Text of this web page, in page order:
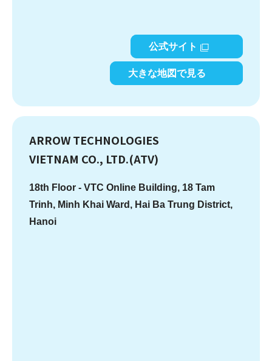
公式サイト
大きな地図で見る
ARROW TECHNOLOGIES
VIETNAM CO., LTD.(ATV)
18th Floor - VTC Online Building, 18 Tam
Trinh, Minh Khai Ward, Hai Ba Trung District,
Hanoi